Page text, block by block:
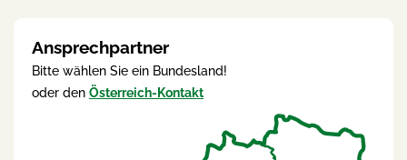
Ansprechpartner
Bitte wählen Sie ein Bundesland!
oder den Österreich-Kontakt